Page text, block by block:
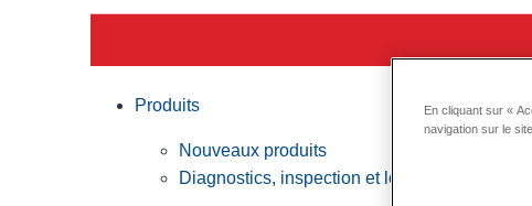
Produits
Nouveaux produits
Diagnostics, inspection et localisation
En cliquant sur «
navigation sur le